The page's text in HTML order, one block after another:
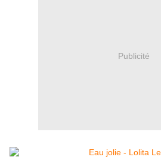
Publicité